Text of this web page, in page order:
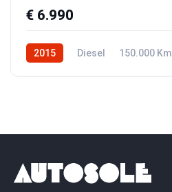
€ 6.990
2015 Diesel 150.000 Km